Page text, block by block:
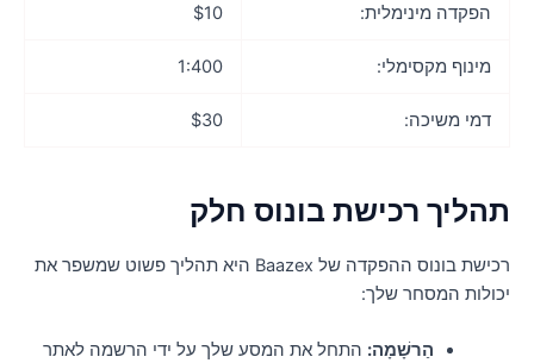
הפקדה מינימלית:
מינוף מקסימלי: 1:400
דמי משיכה: $30
רכישת בונוס חלק
רכישת בונוס ההפקדה של Baazex היא תהליך פשוט שמשפר את
המסחר שלך:
הַרשָׁמָה:התחל את המסע שלך על ידי הרשמה לאתר